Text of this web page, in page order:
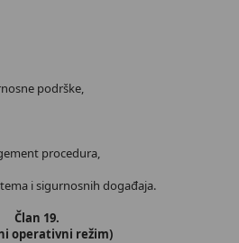
podrške,
procedura,
i sigurnosnih događaja.
Član 19.
operativni režim)